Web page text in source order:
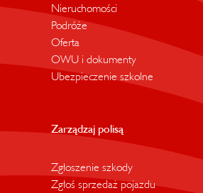
Nieruchomości
Podróże
Oferta
OWU i dokumenty
Ubezpieczenie szkolne
Zarządzaj polisą
Zgłoszenie szkody
Zgłoś sprzedaż pojazdu